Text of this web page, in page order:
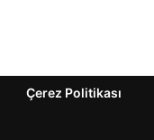
Çerez Politikası